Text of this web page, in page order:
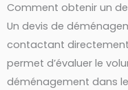
Comment obtenir un
Un devis de
contactant directement
permet d’évaluer le
déménagement dans